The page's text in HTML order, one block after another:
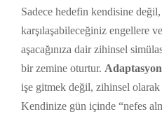
Sadece hedefin kendisine
karşılaşabileceğiniz engellere
aşacağınıza dair zihinsel
bir zemine oturtur.
işe gitmek değil, zihinsel
Kendinize gün içinde “nefes